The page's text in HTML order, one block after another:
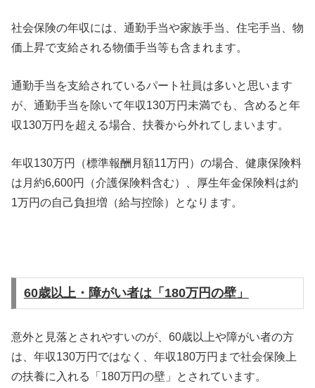
社会保険の年収には、通勤手当や家族手当、住宅手当、物
価上昇で支給される物価手当等も含まれます。
通勤手当を支給されているパート社員は多いと思います
が、通勤手当を除いて年収130万円未満でも、含めると年
収130万円を超える場合、扶養から外れてしまいます。
年収130万円（標準報酬月額11万円）の場合、健康保険料
は月約6,600円（介護保険料含む）、厚生年金保険料は約
1万円の自己負担増（給与控除）となります。
60歳以上・障がい者は「180万円の壁」
意外と見落とされやすいのが、60歳以上や障がい者の方
は、年収130万円ではなく、年収180万円まで社会保険上
の扶養に入れる「180万円の壁」とされています。